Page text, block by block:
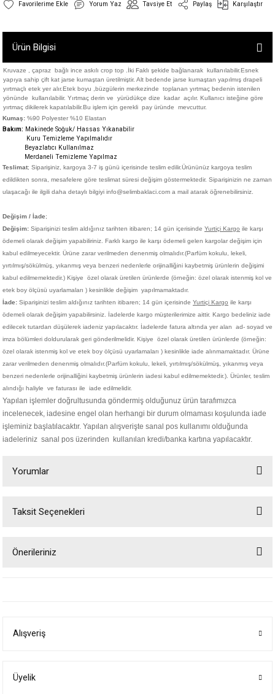
Yorum Yaz Tavsiye Et Paylaş Karşılaştır
Ürün Bilgisi
Kruvaze , çapraz bağlı ince askılı crop top .İki Faklı şekide bağlanarak kullanılabilir.Esnek
yapıya sahip çift kat jarse kumaştan üretilmiştir. Alt bedende jarse kumaştan yapılmış drapeli
yırtmaçlı etek yer alır.Etek boyu ,büzgülerin merkezinde toplanan yırtmaç bedenin istenilen
yönünde kullanılabilir. Yırtmaç derin ve yürüdükçe dize kadar açılır. Kullanıcı isteğine göre
yırtmaç dikilerek kapatılabilir.Bu işlem için gerekli pay üründe mevcuttur.
Kumaş: %90 Polyester %10 Elastan
Bakım: Makinede Soğuk/ Hassas Yıkanabilir
Kuru Temizleme Yapılmalıdır
Beyazlatıcı Kullanılmaz
Merdaneli Temizleme Yapılmaz
Teslimat; Siparişiniz, kargoya 3-7 iş günü içerisinde teslim edilir.Ürününüz kargoya teslim
edildikten sonra, mesafelere göre teslimat süresi değişim göstermektedir. Siparişinizin ne zaman
ulaşacağı ile ilgili daha detaylı bilgiyi info@selimbaklaci.com a mail atarak öğrenebilirsiniz.
Değişim / İade;
Değişim: Siparişinizi teslim aldığınız tarihten itibaren; 14 gün içerisinde Yurtiçi Kargo ile karşı
ödemeli olarak değişim yapabiliriniz. Farklı kargo ile karşı ödemeli gelen kargolar değişim için
kabul edilmeyecektir. Ürüne zarar verilmeden denenmiş olmalıdır.(Parfüm kokulu, lekeli,
yırtılmış/sökülmüş, yıkanmış veya benzeri nedenlerle orijinalliğini kaybetmiş ürünlerin değişimi
kabul edilmemektedir.) Kişiye
özel olarak üretilen ürünlerde (örneğin: özel olarak istenmiş kol ve
etek boy ölçüsü uyarlamaları ) kesinlikle değişim yapılmamaktadır.
İade: Siparişinizi teslim aldığınız tarihten itibaren; 14 gün içerisinde Yurtiçi Kargo ile karşı
ödemeli olarak değişim yapabilirsiniz. İadelerde kargo müşterilerimize aittir. Kargo bedeliniz iade
edilecek tutardan düşülerek iadeniz yapılacaktır. İadelerde fatura altında yer alan ad- soyad ve
imza bölümleri doldurularak geri gönderilmelidir. Kişiye
özel olarak üretilen ürünlerde (örneğin:
özel olarak istenmiş kol ve etek boy ölçüsü uyarlamaları ) kesinlikle iade alınmamaktadır. Ürüne
zarar verilmeden denenmiş olmalıdır.(Parfüm kokulu, lekeli, yırtılmış/sökülmüş, yıkanmış veya
benzeri nedenlerle orijinalliğini kaybetmiş ürünlerin iadesi kabul edilmemektedir.). Ürünler, teslim
alındığı haliyle ve faturası ile iade edilmelidir.
Yapılan işlemler doğrultusunda göndermiş olduğunuz ürün tarafımızca
incelenecek, iadesine engel olan herhangi bir durum olmaması koşulunda iade
işleminiz başlatılacaktır. Yapılan alışverişte sanal pos kullanımı olduğunda
iadeleriniz sanal pos üzerinden kullanılan kredi/banka kartına yapılacaktır.
Yorumlar
Taksit Seçenekleri
Önerileriniz
Ürün bilgilerinde hatalar bulunuyor.
Alışveriş
Üyelik